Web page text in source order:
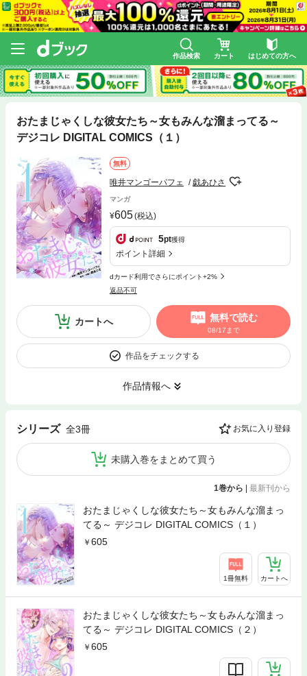
作品検索 カート はじめての方へ
おたまじゃくしな彼女たち～女もみんな溜まってる～
デジコレ DIGITAL COMICS（１）
無料
唯井マンゴーパフェ 戯あひさ
マンガ
605(税込)
5pt獲得
ポイント詳細
dカード利用でさらにポイント+2%
返品不可
カートへ 無料で読む
08/17まで
作品をチェックする
作品情報へ
シリーズ 全3冊 お気に入り登録
未購入巻をまとめて買う
1巻から 最新刊から
おたまじゃくしな彼女たち～女もみんな溜まっ
てる～ デジコレ DIGITAL COMICS（１）
605
1冊無料 カートへ
おたまじゃくしな彼女たち～女もみんな溜まっ
てる～ デジコレ DIGITAL COMICS（２）
605